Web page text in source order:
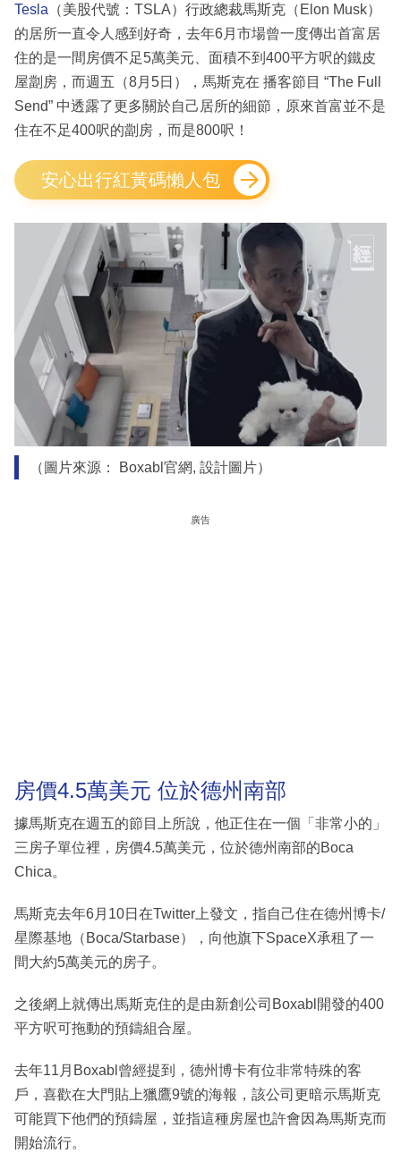
區
Tesla （美股代號：TSLA）行政總裁馬斯克（Elon Musk）
的居所一直令人感到好奇，去年6月市場曾一度傳出首富居
住的是一間房價不足5萬美元、面積不到400平方呎的鐵皮
屋劏房，而週五（8月5日），馬斯克在 播客節目 “The Full
Send” 中透露了更多關於自己居所的細節，原來首富並不是
住在不足400呎的劏房，而是800呎！
安心出行紅黃碼懶人包
（圖片來源： Boxabl官網, 設計圖片）
廣告
房價4.5萬美元 位於德州南部
據馬斯克在週五的節目上所說，他正住在一個「非常小的」
三房子單位裡，房價4.5萬美元，位於德州南部的Boca
Chica。
馬斯克去年6月10日在Twitter上發文，指自己住在德州博卡/
星際基地（Boca/Starbase），向他旗下SpaceX承租了一
間大約5萬美元的房子。
之後網上就傳出馬斯克住的是由新創公司Boxabl開發的400
平方呎可拖動的預鑄組合屋。
去年11月Boxabl曾經提到，德州博卡有位非常特殊的客
戶，喜歡在大門貼上獵鷹9號的海報，該公司更暗示馬斯克
可能買下他們的預鑄屋，並指這種房屋也許會因為馬斯克而
開始流行。